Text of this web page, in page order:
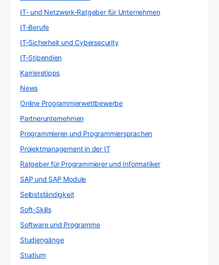
IT- und Netzwerk-Ratgeber für Unternehmen
IT-Berufe
IT-Sicherheit und Cybersecurity
IT-Stipendien
Karrieretipps
News
Online Programmierwettbewerbe
Partnerunternehmen
Programmieren und Programmiersprachen
Projektmanagement in der IT
Ratgeber für Programmierer und Informatiker
SAP und SAP Module
Selbstständigkeit
Soft-Skills
Software und Programme
Studiengänge
Studium